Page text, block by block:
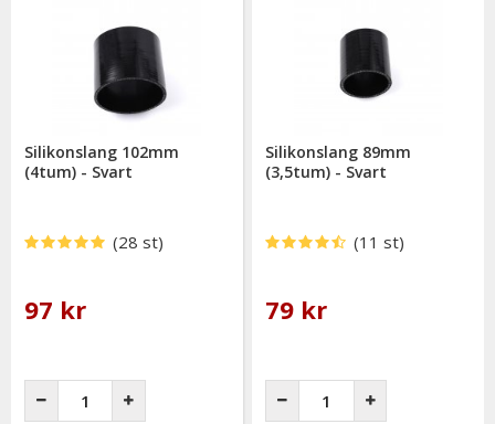
Silikonslang 102mm
(4tum) - Svart
(28 st)
97 kr
Silikonslang 89mm
(3,5tum) - Svart
(11 st)
79 kr